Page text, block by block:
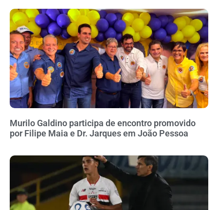
Murilo Galdino participa de encontro promovido
por Filipe Maia e Dr. Jarques em João Pessoa